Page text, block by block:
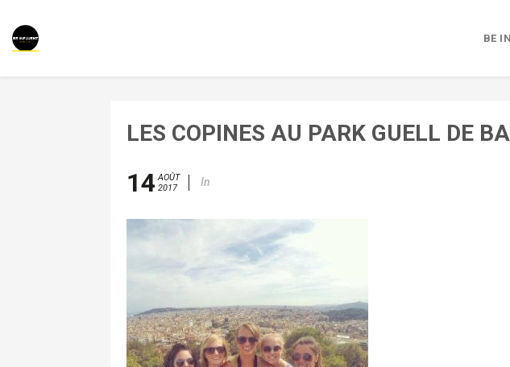
BE
LES COPINES AU PARK GUELL DE
14 AOÛT
2017
In